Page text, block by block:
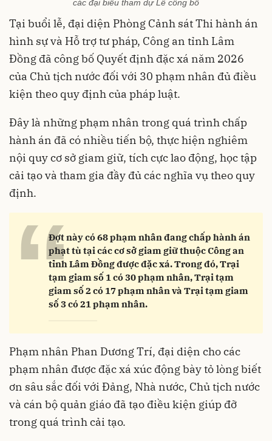
các đại biểu tham dự Lễ công bố
Tại buổi lễ, đại diện Phòng Cảnh sát Thi hành án
hình sự và Hỗ trợ tư pháp, Công an tỉnh Lâm
Đồng đã công bố Quyết định đặc xá năm 2026
của Chủ tịch nước đối với 30 phạm nhân đủ điều
kiện theo quy định của pháp luật.
Đây là những phạm nhân trong quá trình chấp
hành án đã có nhiều tiến bộ, thực hiện nghiêm
nội quy cơ sở giam giữ, tích cực lao động, học tập
cải tạo và tham gia đầy đủ các nghĩa vụ theo quy
định.
“Đợt này có 68 phạm nhân đang chấp hành án
phạt tù tại các cơ sở giam giữ thuộc Công an
tỉnh Lâm Đồng được đặc xá. Trong đó, Trại
tạm giam số 1 có 30 phạm nhân, Trại tạm
giam số 2 có 17 phạm nhân và Trại tạm giam
số 3 có 21 phạm nhân.
Phạm nhân Phan Dương Trí, đại diện cho các
phạm nhân được đặc xá xúc động bày tỏ lòng biết
ơn sâu sắc đối với Đảng, Nhà nước, Chủ tịch nước
và cán bộ quản giáo đã tạo điều kiện giúp đỡ
trong quá trình cải tạo.